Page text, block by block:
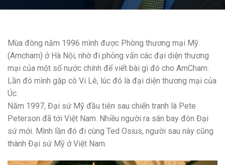
Mùa đông năm 1996 mình được Phòng thương mại Mỹ
(Amcham) ở Hà Nội, nhờ đi phỏng vấn các đại diện thương
mại của một số nước chính để viết bài gì đó cho AmCham.
Lần đó mình gặp cô Vi Lê, lúc đó là đại diện thương mại của
Úc.
Năm 1997, Đại sứ Mỹ đầu tiên sau chiến tranh là Pete
Peterson đã tới Việt Nam. Nhiều người ra sân bay đón Đại
sứ mới. Mình lần đó đi cùng Ted Osius, người sau này cũng
thành Đại sứ Mỹ ở Việt Nam.